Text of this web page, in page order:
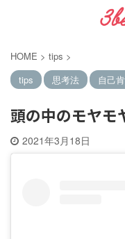
HOME > tips >
tips
思考法 自己
頭の中のモヤモ
2021年3月18日